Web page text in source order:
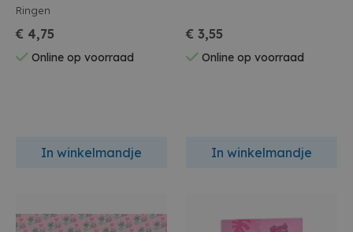
Ringen
€ 4,75
Online op voorraad
In winkelmandje
€ 3,55
Online op voorraad
In winkelmandje